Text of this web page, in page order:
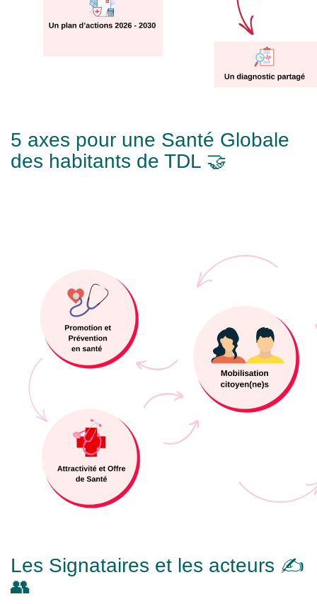
5 axes pour une Santé Globale
des habitants de TDL 🤝
Les Signataires et les acteurs ✍️
👥